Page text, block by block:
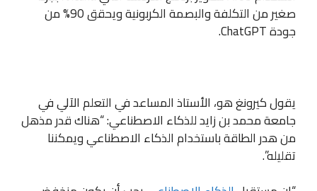
صغير من التكلفة والبصمة الكربونية ويحقق 90% من
جودة ChatGPT.
يقول كيرونغ هو، الأستاذ المساعد في التعلم الآلي في
جامعة محمد بن زايد للذكاء الاصطناعي: “هناك قدر مذهل
من هدر الطاقة باستخدام الذكاء الاصطناعي ويمكننا
تقليله”.